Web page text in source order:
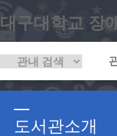
대구대학교 장
도서관소개